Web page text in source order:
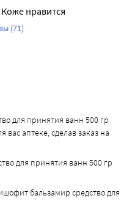
нравится
(71)
для принятия ванн 500 гр
вас аптеке, сделав заказ на
для принятия ванн 500 гр
бальзамир средство для